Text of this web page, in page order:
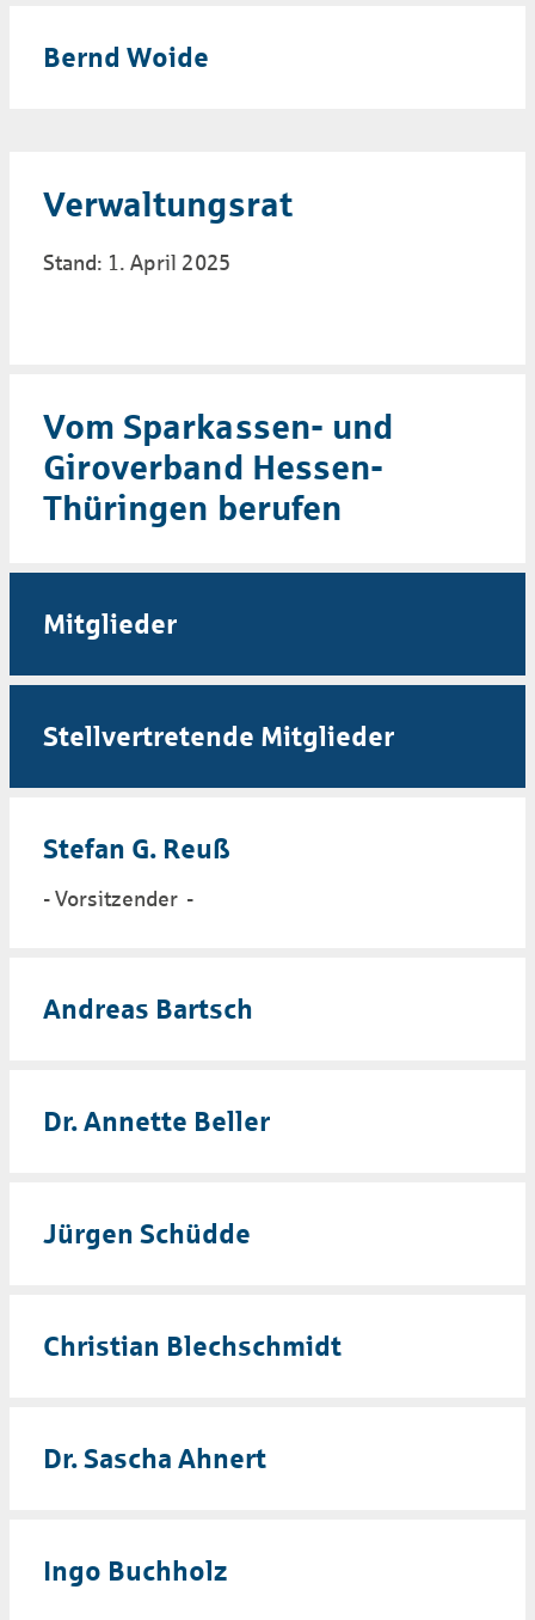
Bernd Woide
Verwaltungsrat
Stand: 1. April 2025
Vom Sparkassen- und
Giroverband Hessen-
Thüringen berufen
Mitglieder
Stellvertretende Mitglieder
Stefan G. Reuß
- Vorsitzender -
Andreas Bartsch
Dr. Annette Beller
Jürgen Schüdde
Christian Blechschmidt
Dr. Sascha Ahnert
Ingo Buchholz